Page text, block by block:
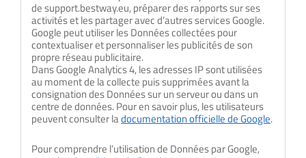
de support.bestway.eu, préparer des rapports sur ses
activités et les partager avec d’autres services Google.
Google peut utiliser les Données collectées pour
contextualiser et personnaliser les publicités de son
propre réseau publicitaire.
Dans Google Analytics 4, les adresses IP sont utilisées
au moment de la collecte puis supprimées avant la
consignation des Données sur un serveur ou dans un
centre de données. Pour en savoir plus, les utilisateurs
peuvent consulter ladocumentation officielle de Google.
Pour comprendre l’utilisation de Données par Google,